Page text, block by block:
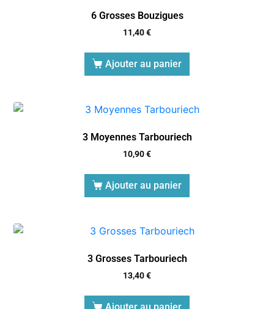
6 Grosses Bouzigues
11,40€
Ajouter au panier
3 Moyennes Tarbouriech
10,90€
Ajouter au panier
3 Grosses Tarbouriech
13,40€